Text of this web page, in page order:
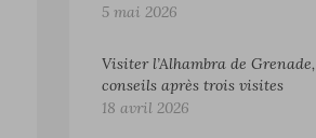
5 mai 2026
Visiter l’Alhambra de Grenade,
conseils après trois visites
18 avril 2026